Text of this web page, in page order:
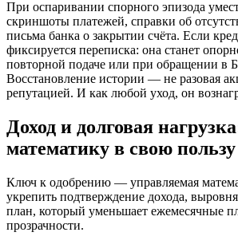
При оспаривании спорного эпизода
скриншоты платежей, справки об
письма банка о закрытии счёта. Если
фиксируется переписка: она станет
повторной подаче или при обращении в
Восстановление истории — не разовая
репутацией. И как любой уход, он
Доход и долговая
математику в свою пользу
Ключ к одобрению — управляемая
укрепить подтверждение дохода,
план, который уменьшает ежемесячные
прозрачности.